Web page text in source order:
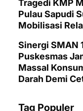
Tragedi KMP
Pulau Sapudi
Mobilisasi
Sinergi SMAN
Puskesmas
Massal
Darah Demi
Anemia
Tag Populer